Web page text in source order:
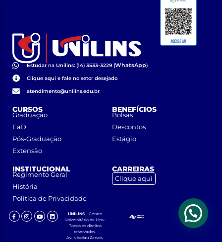
Estudar na Unilins: (14) 3533-3229 (WhatsApp)
Clique aqui e fale no setor desejado
atendimento@unilins.edu.br
CURSOS
Graduação
EaD
Pós-Graduação
Extensão
BENEFÍCIOS
Bolsas
Descontos
Estágio
INSTITUCIONAL
Regimento Geral
História
Política de Privacidade
CARREIRAS
Clique aqui
UNILINS – Centro
Universitário de Lins •
Todos os direitos
reservados.
Av. Nicolau Zarvos,